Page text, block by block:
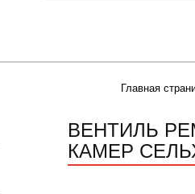
Главная
ВЕНТИЛЬ
КАМЕР